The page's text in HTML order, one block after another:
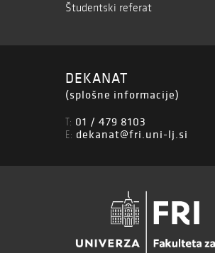
Študentski referat
DEKANAT
(splošne informacije)
T: 01 / 479 8103
E: dekanat@fri.uni-lj.si